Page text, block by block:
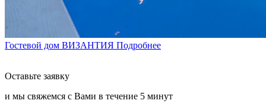
Гостевой дом ВИЗАНТИЯ Подробнее
Оставьте заявку
и мы свяжемся с Вами в течение 5 минут